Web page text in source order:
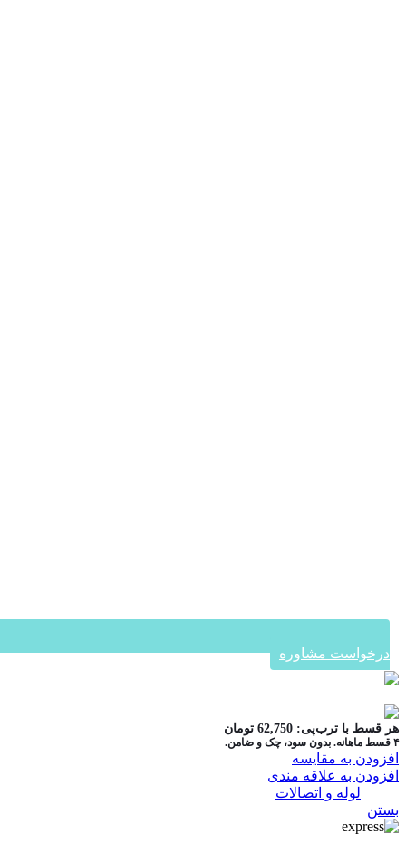
درخواست مشاوره
هر قسط با ترب‌پی: 62,750 تومان
۴ قسط ماهانه. بدون سود، چک و ضامن.
افزودن به مقایسه
افزودن به علاقه مندی
لوله و اتصالات
بستن